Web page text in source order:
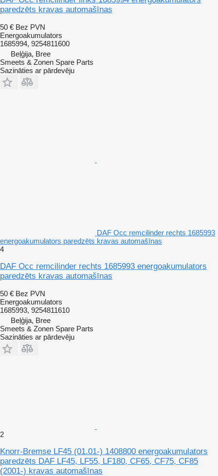
paredzēts kravas automašīnas
50 € Bez PVN
Energoakumulators
1685994, 9254811600
Beļģija, Bree
Smeets & Zonen Spare Parts
Sazināties ar pārdevēju
DAF Occ remcilinder rechts 1685993
energoakumulators paredzēts kravas automašīnas
4
DAF Occ remcilinder rechts 1685993 energoakumulators
paredzēts kravas automašīnas
50 € Bez PVN
Energoakumulators
1685993, 9254811610
Beļģija, Bree
Smeets & Zonen Spare Parts
Sazināties ar pārdevēju
2
Knorr-Bremse LF45 (01.01-) 1408800 energoakumulators
paredzēts DAF LF45, LF55, LF180, CF65, CF75, CF85
(2001-) kravas automašīnas